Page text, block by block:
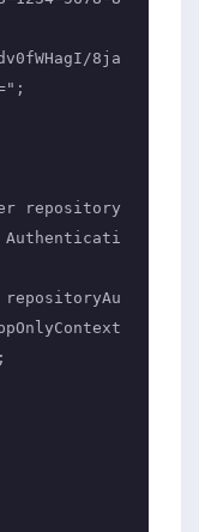
Authenticati